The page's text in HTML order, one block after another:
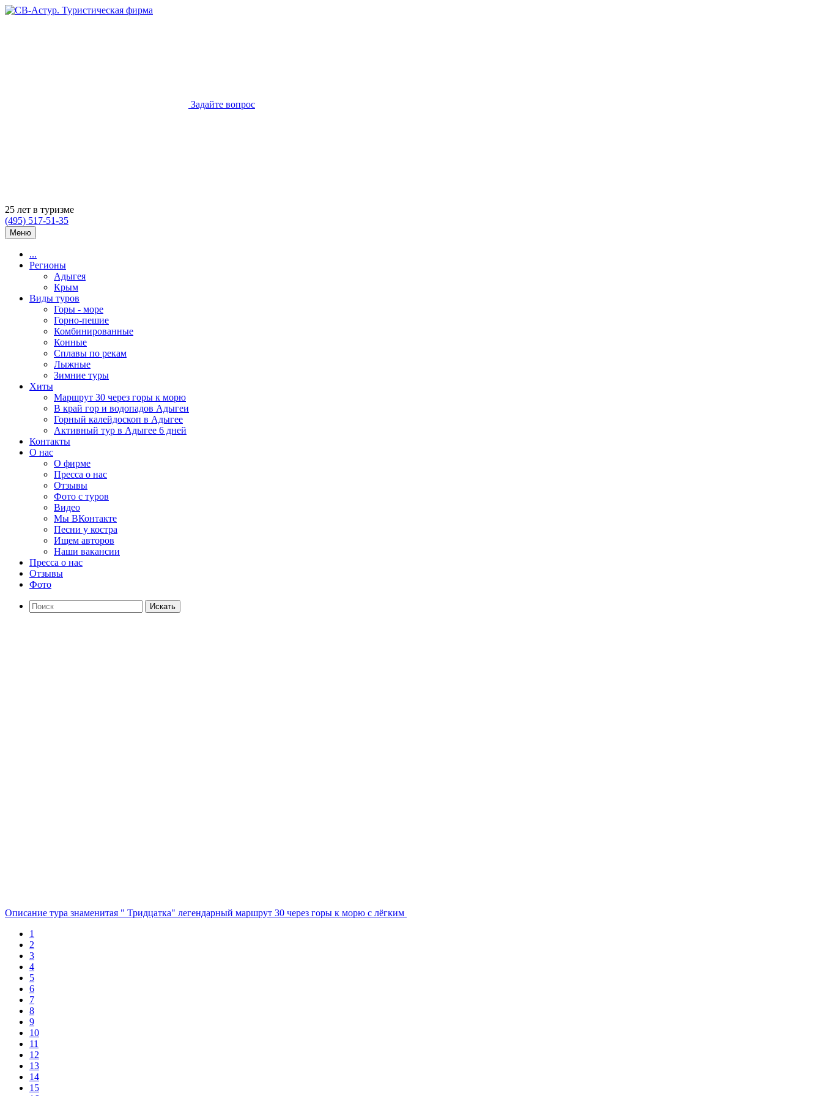
Задайте вопрос
25 лет в туризме
(495) 517-51-35
Меню
...
Регионы
Адыгея
Крым
Виды туров
Горы - море
Горно-пешие
Комбинированные
Конные
Сплавы по рекам
Лыжные
Зимние туры
Хиты
Маршрут 30 через горы к морю
В край гор и водопадов Адыгеи
Горный калейдоскоп в Адыгее
Активный тур в Адыгее 6 дней
Контакты
О нас
О фирме
Пресса о нас
Отзывы
Фото с туров
Видео
Мы ВКонтакте
Песни у костра
Ищем авторов
Наши вакансии
Пресса о нас
Отзывы
Фото
Искать
Описание тура знаменитая " Тридцатка" легендарный маршрут 30 через горы к морю с лёгким
1
2
3
4
5
6
7
8
9
10
11
12
13
14
15